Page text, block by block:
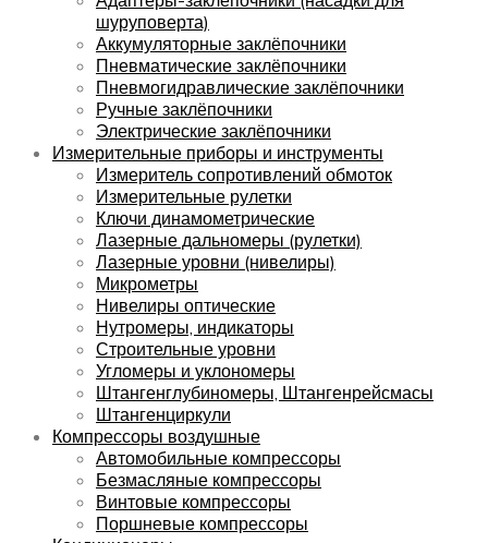
шуруповерта)
Аккумуляторные заклёпочники
Пневматические заклёпочники
Пневмогидравлические заклёпочники
Ручные заклёпочники
Электрические заклёпочники
Измерительные приборы и инструменты
Измеритель сопротивлений обмоток
Измерительные рулетки
Ключи динамометрические
Лазерные дальномеры (рулетки)
Лазерные уровни (нивелиры)
Микрометры
Нивелиры оптические
Нутромеры, индикаторы
Строительные уровни
Угломеры и уклономеры
Штангенглубиномеры, Штангенрейсмасы
Штангенциркули
Компрессоры воздушные
Автомобильные компрессоры
Безмасляные компрессоры
Винтовые компрессоры
Поршневые компрессоры